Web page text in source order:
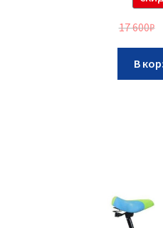
17 600₽
В